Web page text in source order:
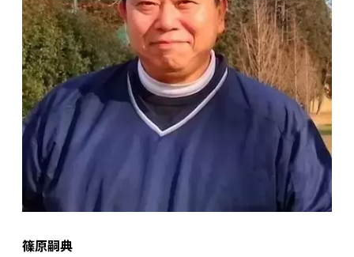
篠原嗣典